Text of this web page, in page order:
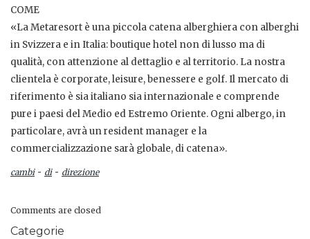
COME
«La Metaresort è una piccola catena alberghiera con alberghi
in Svizzera e in Italia: boutique hotel non di lusso ma di
qualità, con attenzione al dettaglio e al territorio. La nostra
clientela è corporate, leisure, benessere e golf. Il mercato di
riferimento è sia italiano sia internazionale e comprende
pure i paesi del Medio ed Estremo Oriente. Ogni albergo, in
particolare, avrà un resident manager e la
commercializzazione sarà globale, di catena».
cambi- di- direzione
Comments are closed
Categorie